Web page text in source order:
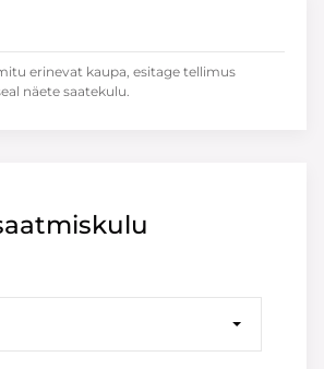
erinevat kaupa, esitage tellimus
näete saatekulu.